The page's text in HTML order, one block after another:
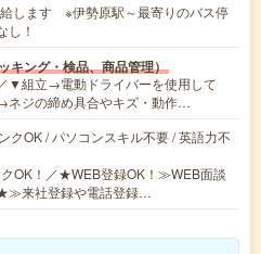
します ※伊勢原駅～最寄りのバス停
し！
キング・検品、商品管理）
▼組立→電動ドライバーを使用して
ジの締め具合やキズ・動作…
クOK / パソコンスキル不要 / 英語力不
OK！／★WEB登録OK！≫WEB面談
来社登録や電話登録…